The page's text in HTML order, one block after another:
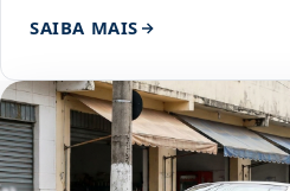
SAIBA MAIS